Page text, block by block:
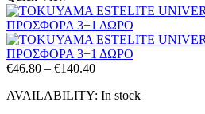
€46.80 – €140.40Price
€46.80
AVAILABILITY: In stock